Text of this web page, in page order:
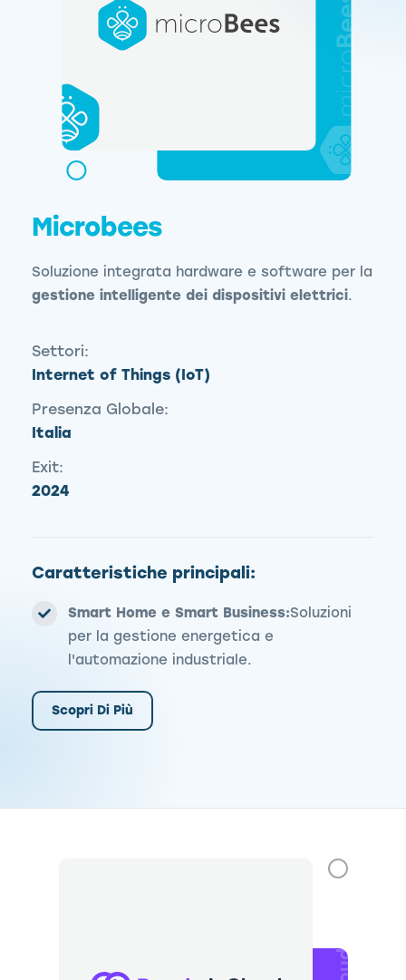
Microbees
Soluzione integrata hardware e software per la
gestione intelligente dei dispositivi elettrici.
Settori:
Internet of Things (IoT)
Presenza Globale:
Italia
Exit:
2024
Caratteristiche principali:
Smart Home e Smart Business:Soluzioni
per la gestione energetica e
l'automazione industriale.
Scopri Di Più